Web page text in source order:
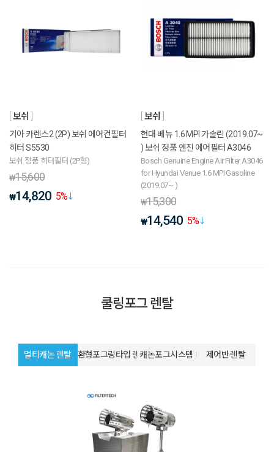
보쉬
기아 카렌스2 (2P) 보쉬 에어컨필터
히터 S5530
보쉬 정품 히터필터 (2P형)
₩15,600
₩14,820 5%
보쉬
현대 베뉴 1.6 MPI 가솔린 (2019.07~
) 보쉬 정품 엔진 에어필터 A3046
Bosch Genuine Engine Air Filter A3046
for Hyundai Venue 1.6 MPI Gasoline
(2019.07~ )
₩15,300
₩14,540 5%
쿨링포그 렌탈
멀티캐논 렌탈 환형포그링타입 렌탈캐논포그시스템 제어반 렌탈